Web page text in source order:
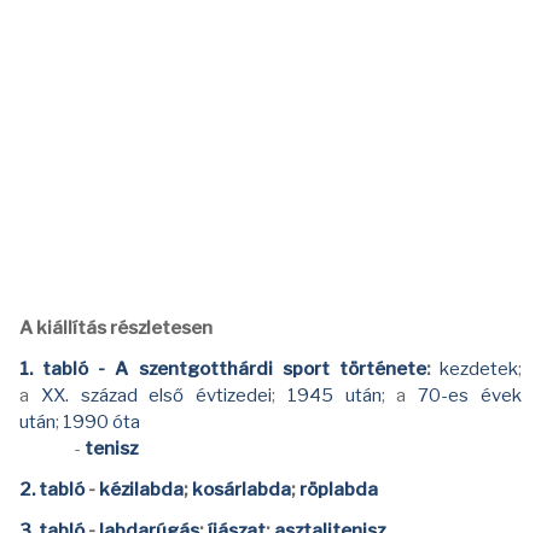
A kiállítás részletesen
1. tabló -A szentgotthárdi sport története:kezdetek;
a XX. század első évtizedei; 1945 után; a 70-es évek
után; 1990 óta
- tenisz
2. tabló- kézilabda; kosárlabda; röplabda